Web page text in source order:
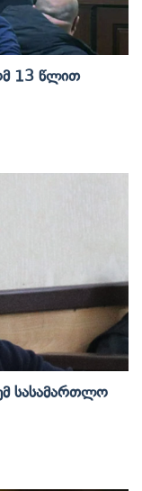
13 Წლით
Სასამართლო